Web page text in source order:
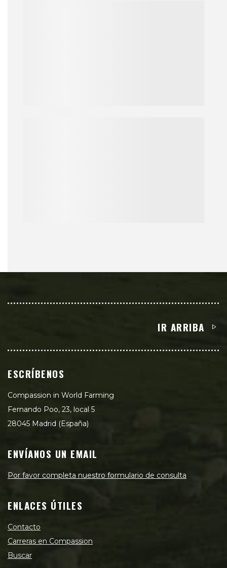
IR ARRIBA
ESCRÍBENOS
Compassion in World Farming
Fernando Poo, 23, local 5
28045 Madrid (España)
ENVÍANOS UN EMAIL
Por favor completa nuestro formulario de consulta
ENLACES ÚTILES
Contacto
Carreras en Compassion
Buscar